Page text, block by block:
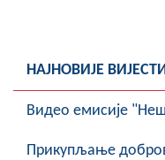
НАЈНОВИЈЕ ВИЈЕСТИ
Видео емисије
Прикупљање